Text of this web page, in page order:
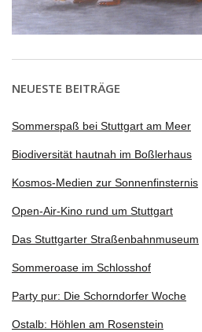
NEUESTE BEITRÄGE
Sommerspaß bei Stuttgart am Meer
Biodiversität hautnah im Boßlerhaus
Kosmos-Medien zur Sonnenfinsternis
Open-Air-Kino rund um Stuttgart
Das Stuttgarter Straßenbahnmuseum
Sommeroase im Schlosshof
Party pur: Die Schorndorfer Woche
Ostalb: Höhlen am Rosenstein